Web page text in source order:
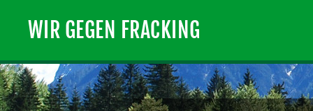
WIR GEGEN FRACKING